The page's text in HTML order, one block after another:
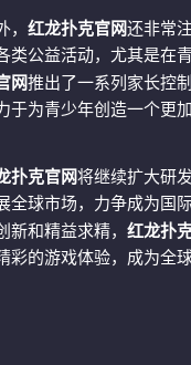
红龙扑克官网还非常
类公益活动，尤其是在
网推出了一系列家长控
于为青少年创造一个更
扑克官网将继续扩大研
全球市场，力争成为国
新和精益求精， 红龙扑
彩的游戏体验，成为全